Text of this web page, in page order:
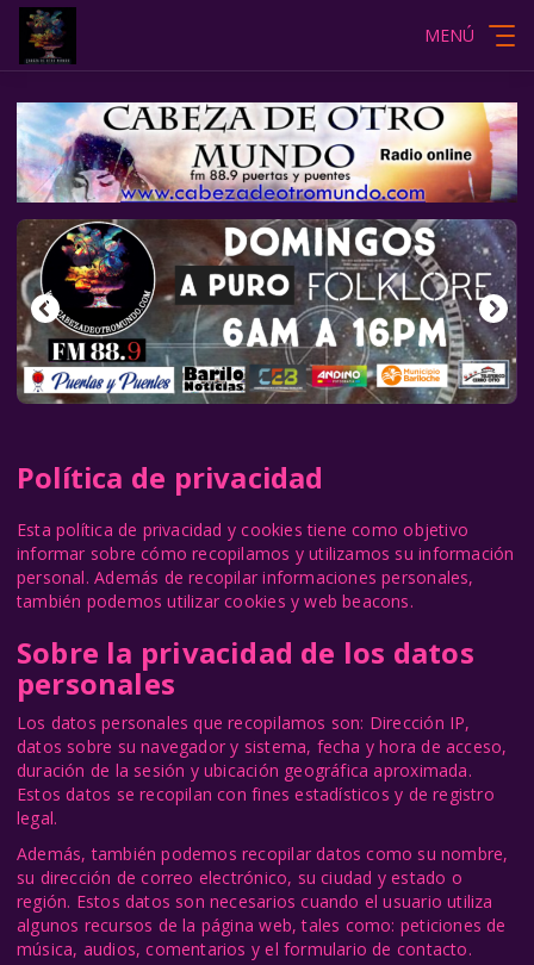
MENÚ
Política de privacidad
Esta política de privacidad y cookies tiene como objetivo
informar sobre cómo recopilamos y utilizamos su información
personal. Además de recopilar informaciones personales,
también podemos utilizar cookies y web beacons.
Sobre la privacidad de los datos
personales
Los datos personales que recopilamos son: Dirección IP,
datos sobre su navegador y sistema, fecha y hora de acceso,
duración de la sesión y ubicación geográfica aproximada.
Estos datos se recopilan con fines estadísticos y de registro
legal.
Además, también podemos recopilar datos como su nombre,
su dirección de correo electrónico, su ciudad y estado o
región. Estos datos son necesarios cuando el usuario utiliza
algunos recursos de la página web, tales como: peticiones de
música, audios, comentarios y el formulario de contacto.